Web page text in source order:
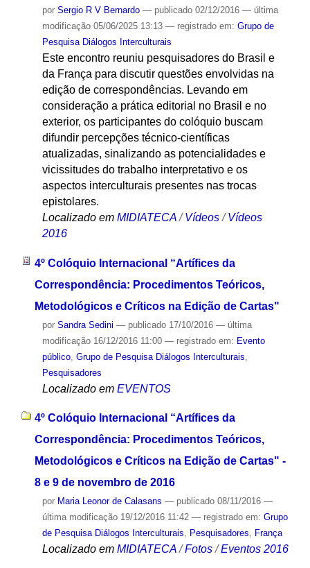
por Sergio R V Bernardo — publicado02/12/2016 — última
modificação05/06/2025 13:13 — registrado em: Grupo de
Pesquisa Diálogos Interculturais
Este encontro reuniu pesquisadores do Brasil e
da França para discutir questões envolvidas na
edição de correspondências. Levando em
consideração a prática editorial no Brasil e no
exterior, os participantes do colóquio buscam
difundir percepções técnico-científicas
atualizadas, sinalizando as potencialidades e
vicissitudes do trabalho interpretativo e os
aspectos interculturais presentes nas trocas
epistolares.
Localizado em MIDIATECA /Vídeos /Vídeos
2016
4º Colóquio Internacional “Artífices da
Correspondência: Procedimentos Teóricos,
Metodológicos e Críticos na Edição de Cartas"
por Sandra Sedini — publicado17/10/2016 — última
modificação16/12/2016 11:00 — registrado em: Evento
público, Grupo de Pesquisa Diálogos Interculturais
Pesquisadores
Localizado em EVENTOS
4º Colóquio Internacional “Artífices da
Correspondência: Procedimentos Teóricos,
Metodológicos e Críticos na Edição de Cartas" -
8 e 9 de novembro de 2016
por Maria Leonor de Calasans — publicado08/11/2016 —
última modificação19/12/2016 11:42 — registrado em: Grupo
de Pesquisa Diálogos Interculturais, Pesquisadores, França
Localizado em MIDIATECA /Fotos /Eventos 2016